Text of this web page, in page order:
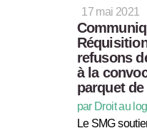
17 mai 2021
refusons
à la
parquet
par Droit au
Le SMG